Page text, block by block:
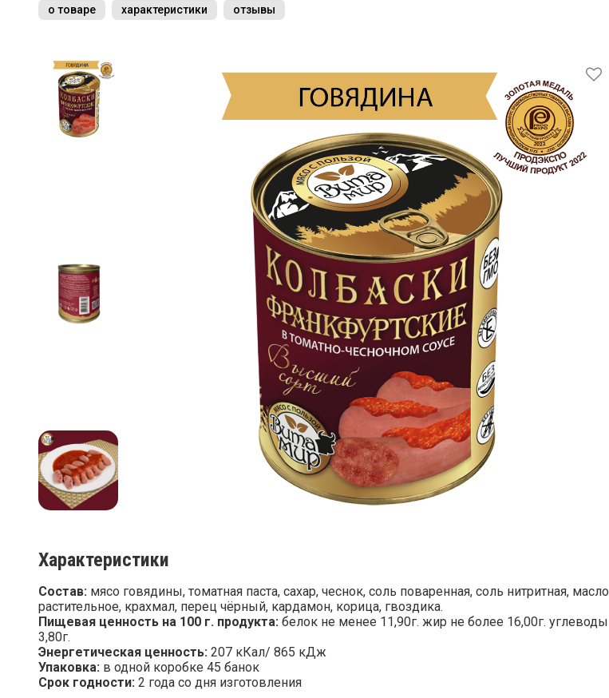
о товаре характеристики отзывы
Характеристики
Состав: мясо говядины, томатная паста, сахар, чеснок, соль поваренная, соль нитритная, масло
растительное, крахмал, перец чёрный, кардамон, корица, гвоздика.
Пищевая ценность на 100 г. продукта: белок не менее 11,90г. жир не более 16,00г. углеводы
3,80г.
Энергетическая ценность: 207 кКал/ 865 кДж
Упаковка: в одной коробке 45 банок
Срок годности: 2 года со дня изготовления